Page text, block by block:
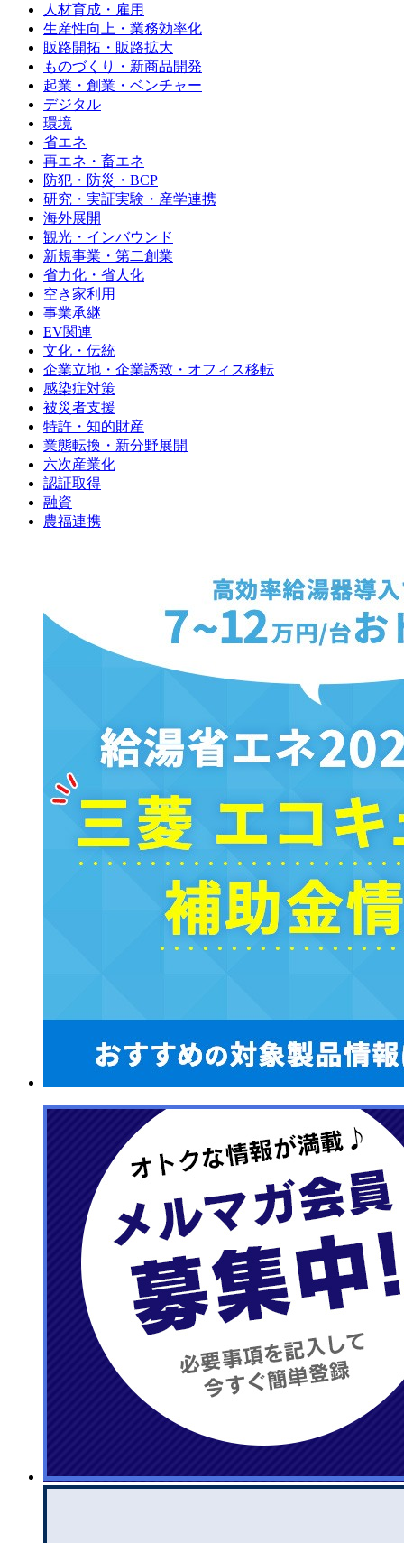
人材育成・雇用
生産性向上・業務効率化
販路開拓・販路拡大
ものづくり・新商品開発
起業・創業・ベンチャー
デジタル
環境
省エネ
再エネ・畜エネ
防犯・防災・BCP
研究・実証実験・産学連携
海外展開
観光・インバウンド
新規事業・第二創業
省力化・省人化
空き家利用
事業承継
EV関連
文化・伝統
企業立地・企業誘致・オフィス移転
感染症対策
被災者支援
特許・知的財産
業態転換・新分野展開
六次産業化
認証取得
融資
農福連携